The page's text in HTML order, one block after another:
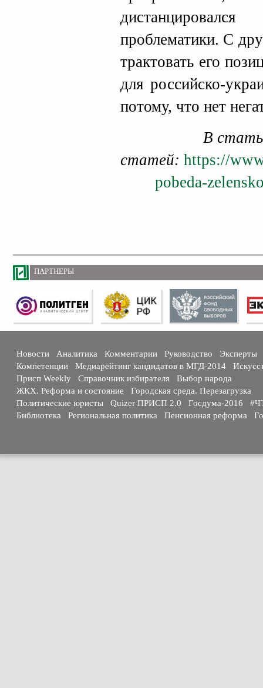
проблематики. С
трактовать его
для российско-
потому, что нет
В
статей: https://
pobeda-
ПАРТНЕРЫ
Новости Аналитика Комментарии Руководство
Эксперты
Компетенции
Медиарейтинг кандидатов в МГД-2014
Присп Weekly
Справочник избирателя
Выбор народа
ЖКХ. Реформа и состояние
Городская среда. Перезагрузка
Политические юристы
Quizer ПРИСП 2.0 Госдума-2016
Библиотека
Региональная политика Пенсионная реформа